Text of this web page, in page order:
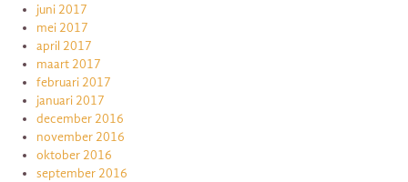
juni 2017
mei 2017
april 2017
maart 2017
februari 2017
januari 2017
december 2016
november 2016
oktober 2016
september 2016